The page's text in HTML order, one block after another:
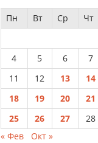
Пн Вт Ср Чт
4
5 6 7
11
12 13 14
18
19 20 21
25
26 27 28
« Фев
Окт »